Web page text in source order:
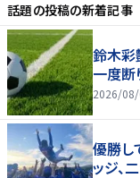
話題の投稿の新着記事
鈴木彩
一度断
2026/
優勝し
ッジ、